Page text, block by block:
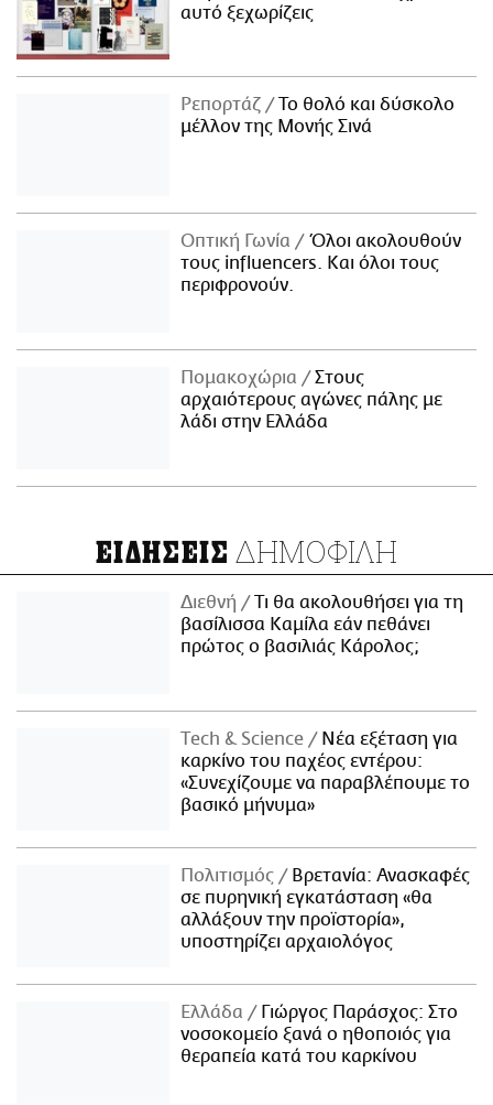
αυτό ξεχωρίζεις
Ρεπορτάζ
Το θολό και δύσκολο
μέλλον της Μονής Σινά
Οπτική Γωνία
Όλοι ακολουθούν
τους influencers. Και όλοι τους
περιφρονούν.
Πομακοχώρια
Στους
αρχαιότερους αγώνες πάλης με
λάδι στην Ελλάδα
ΕΙΔΗΣΕΙΣ ΔΗΜΟΦΙΛΗ
Διεθνή
Τι θα ακολουθήσει για τη
βασίλισσα Καμίλα εάν πεθάνει
πρώτος ο βασιλιάς Κάρολος;
Τech & Science
Νέα εξέταση για
καρκίνο του παχέος εντέρου:
«Συνεχίζουμε να παραβλέπουμε το
βασικό μήνυμα»
Πολιτισμός
Βρετανία: Ανασκαφές
σε πυρηνική εγκατάσταση «θα
αλλάξουν την προϊστορία»,
υποστηρίζει αρχαιολόγος
Ελλάδα
Γιώργος Παράσχος: Στο
νοσοκομείο ξανά ο ηθοποιός για
θεραπεία κατά του καρκίνου